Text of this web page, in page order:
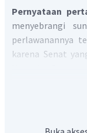
Pernyataan
menyebrangi
perlawanannya
karena Senat
Pernyataan
ketua Senat